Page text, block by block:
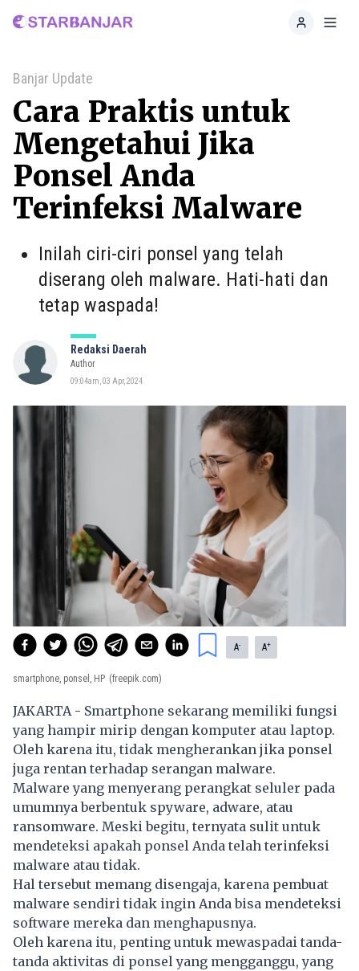
Home
Banjar Update
Cara Praktis untuk
Mengetahui Jika
Ponsel Anda
Terinfeksi Malware
Inilah ciri-ciri ponsel yang telah
diserang oleh malware. Hati-hati dan
tetap waspada!
Redaksi Daerah
Author
09:04am, 03 Apr, 2024
A- A+
smartphone, ponsel, HP (freepik.com)
JAKARTA - Smartphone sekarang memiliki fungsi
yang hampir mirip dengan komputer atau laptop.
Oleh karena itu, tidak mengherankan jika ponsel
juga rentan terhadap serangan malware.
Malware yang menyerang perangkat seluler pada
umumnya berbentuk spyware, adware, atau
ransomware. Meski begitu, ternyata sulit untuk
mendeteksi apakah ponsel Anda telah terinfeksi
malware atau tidak.
Hal tersebut memang disengaja, karena pembuat
malware sendiri tidak ingin Anda bisa mendeteksi
software mereka dan menghapusnya.
Oleh karena itu, penting untuk mewaspadai tanda-
tanda aktivitas di ponsel yang mengganggu, yang